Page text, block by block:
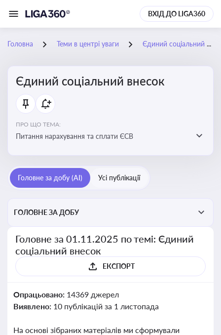
ВХІД ДО LIGA360
Головна Теми в центрі уваги Єдиний соціальний внесок
Єдиний соціальний внесок
ПРО ЩО ТЕМА:
Питання нарахування та сплати ЄСВ
Головне за добу (AI) Усі публікації
ГОЛОВНЕ ЗА ДОБУ
Головне за 01.11.2025 по темі: Єдиний
соціальний внесок
ЕКСПОРТ
Опрацьовано: 14369 джерел
Виявлено: 10 публікацій за 1 листопада
На основі зібраних матеріалів ми сформували